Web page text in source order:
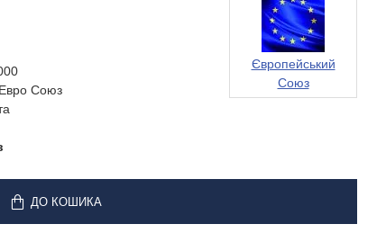
Евро Союз
Європейський
Союз
ДО КОШИКА